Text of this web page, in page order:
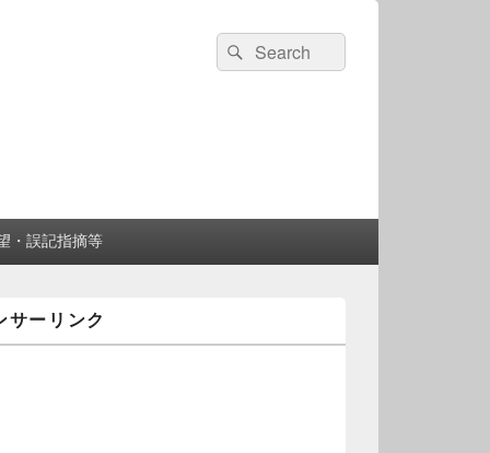
検
索:
検
索
・誤記指摘等
サーリンク